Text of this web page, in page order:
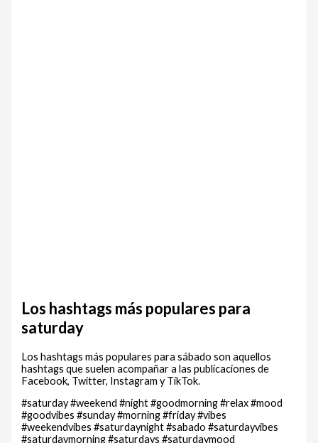
Los hashtags más populares para
saturday
Los hashtags más populares para sábado son aquellos
hashtags que suelen acompañar a las publicaciones de
Facebook, Twitter, Instagram y TikTok.
#saturday #weekend #night #goodmorning #relax #mood
#goodvibes #sunday #morning #friday #vibes
#weekendvibes #saturdaynight #sabado #saturdayvibes
#saturdaymorning #saturdays #saturdaymood